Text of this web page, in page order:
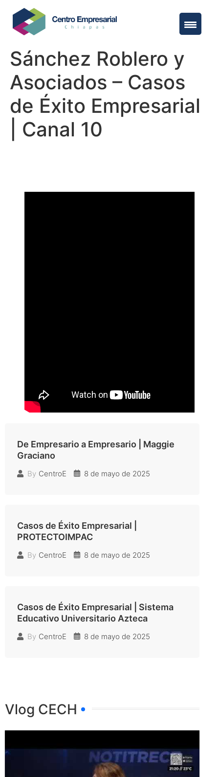
Sánchez Roblero y
Asociados – Casos
de Éxito Empresarial
| Canal 10
De Empresario a Empresario | Maggie
Graciano
By CentroE 8 de mayo de 2025
Casos de Éxito Empresarial |
PROTECTOIMPAC
By CentroE 8 de mayo de 2025
Casos de Éxito Empresarial | Sistema
Educativo Universitario Azteca
By CentroE 8 de mayo de 2025
Vlog CECH